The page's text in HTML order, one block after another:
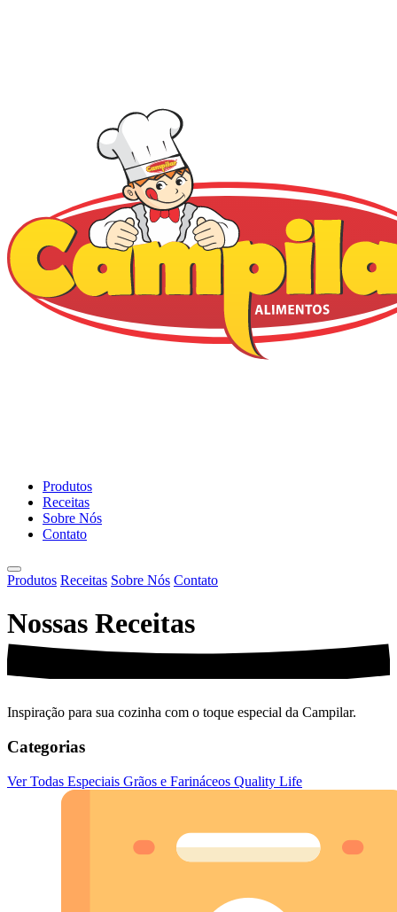
Produtos
Receitas
Sobre Nós
Contato
Produtos Receitas Sobre Nós Contato
Nossas Receitas
Inspiração para sua cozinha com o toque especial da Campilar.
Categorias
Ver Todas Especiais Grãos e Farináceos Quality Life